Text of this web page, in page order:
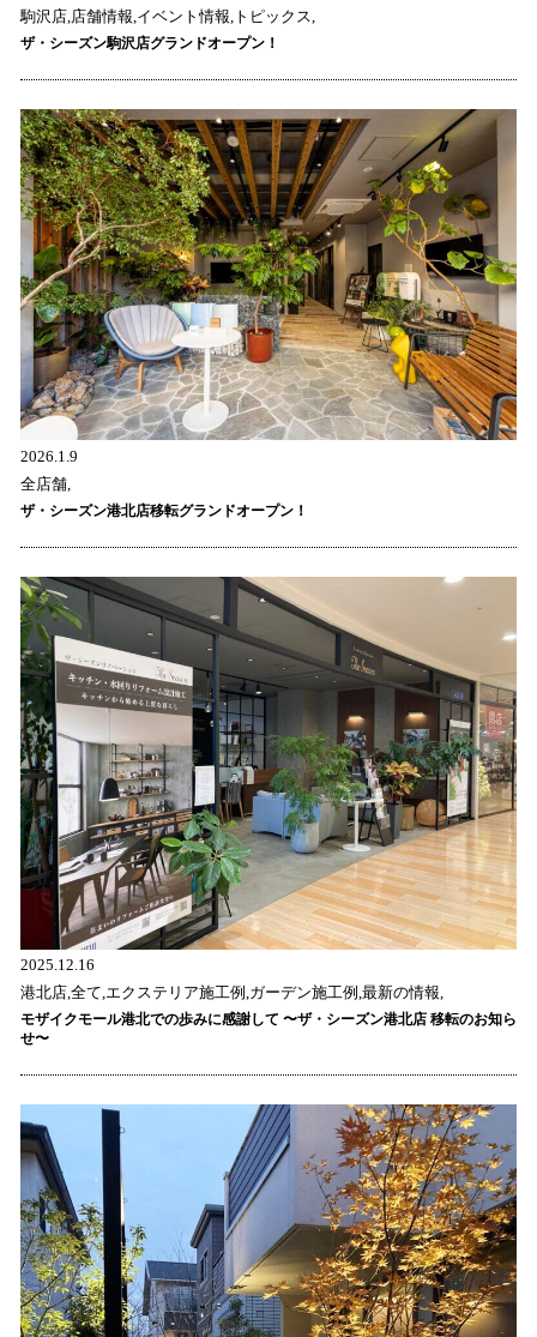
駒沢店,店舗情報,イベント情報,トピックス,
ザ・シーズン駒沢店グランドオープン！
2026.1.9
全店舗,
ザ・シーズン港北店移転グランドオープン！
2025.12.16
港北店,全て,エクステリア施工例,ガーデン施工例,最新の情報,
モザイクモール港北での歩みに感謝して 〜ザ・シーズン港北店 移転のお知ら
せ〜